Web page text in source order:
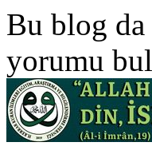
Bu blog da
yorumu